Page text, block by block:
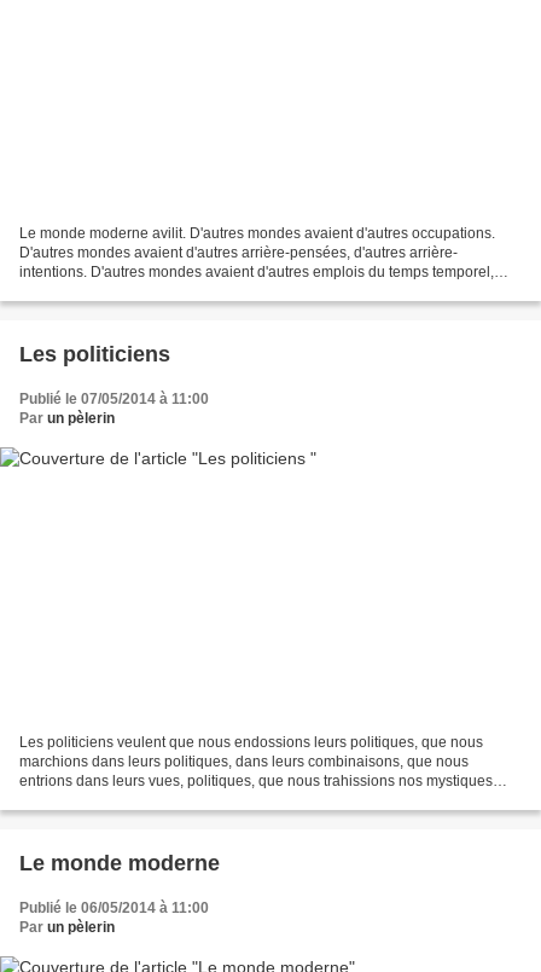
Le monde moderne avilit. D'autres mondes avaient d'autres occupations.
D'autres mondes avaient d'autres arrière-pensées, d'autres arrière-
intentions. D'autres mondes avaient d'autres emplois du temps temporel,
Les politiciens
Publié le 07/05/2014 à 11:00
Par un pèlerin
Les politiciens veulent que nous endossions leurs politiques, que nous
marchions dans leurs politiques, dans leurs combinaisons, que nous
entrions dans leurs vues, politiques, que nous trahissions nos mystiques
Le monde moderne
Publié le 06/05/2014 à 11:00
Par un pèlerin